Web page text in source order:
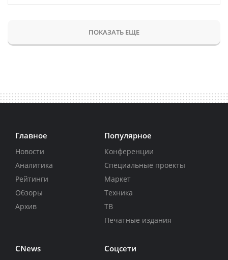
ПОКАЗАТЬ ЕЩЕ
Главное
Новости
Аналитика
Рейтинги
Обзоры
Архив
Популярное
Конференции
Специальные проекты
Маркет
Техника
ТВ
Печатные издания
CNews Соцсети